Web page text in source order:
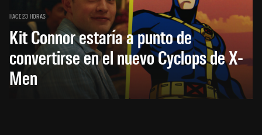
HACE 23 HORAS
Kit Connor estaría a punto de
convertirse en el nuevo Cyclops de X-
Men